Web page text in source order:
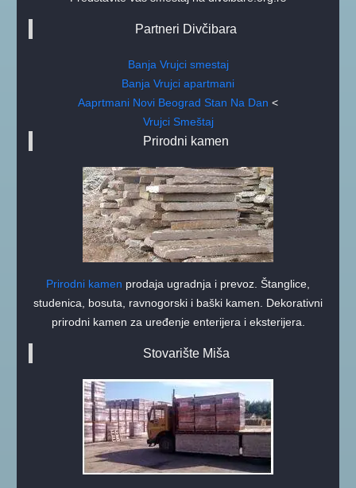
Partneri Divčibara
Banja Vrujci smestaj
Banja Vrujci apartmani
Aaprtmani Novi Beograd Stan Na Dan <
Vrujci Smeštaj
Prirodni kamen
Prirodni kamen prodaja ugradnja i prevoz. Štanglice,
studenica, bosuta, ravnogorski i baški kamen. Dekorativni
prirodni kamen za uređenje enterijera i eksterijera.
Stovarište Miša